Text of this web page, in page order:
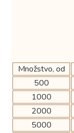
Množstvo, od
500
1000
2000
5000